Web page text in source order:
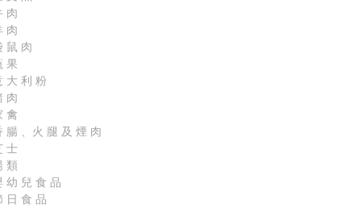
肉
肉
鼠 肉
果
大 利 粉
肉
禽
腸 、火 腿 及 煙 肉
士
類
幼 兒 食 品
日 食 品